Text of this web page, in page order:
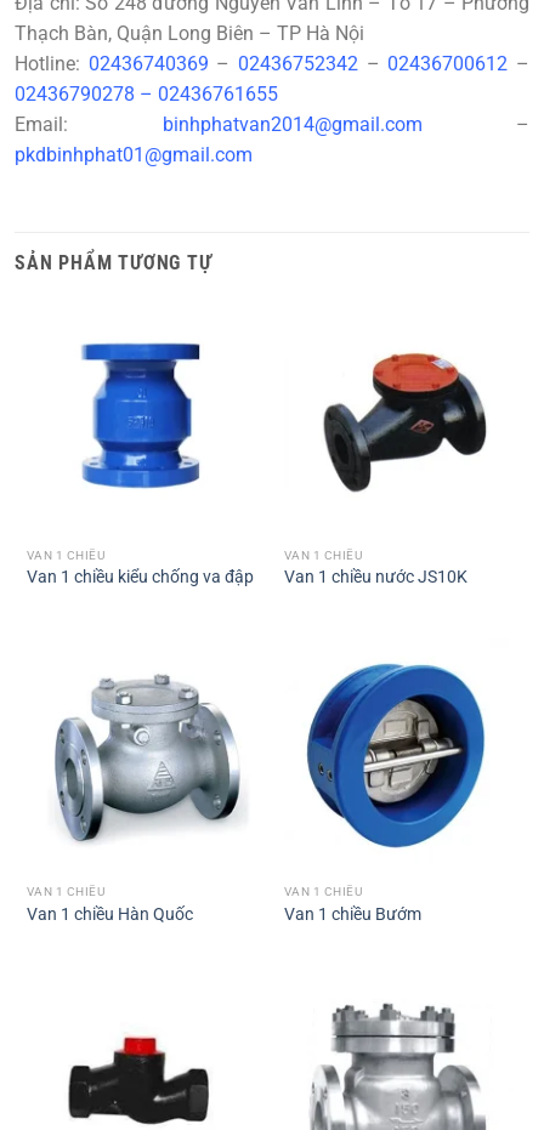
Thạch Bàn, Quận Long Biên – TP Hà Nội
Hotline: 02436740369 – 02436752342 – 02436700612 –
02436790278 – 02436761655
Email:
binhphatvan2014@gmail.com –
pkdbinhphat01@gmail.com
SẢN PHẨM TƯƠNG TỰ
VAN 1 CHIỀU
Van 1 chiều kiểu chống va đập
VAN 1 CHIỀU
Van 1 chiều nước JS10K
VAN 1 CHIỀU
Van 1 chiều Hàn Quốc
VAN 1 CHIỀU
Van 1 chiều Bướm